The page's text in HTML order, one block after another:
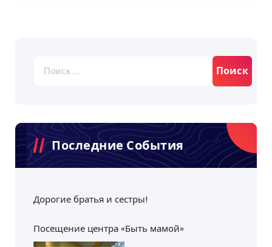
Последние События
Дорогие братья и сестры!
Посещение центра «Быть мамой»